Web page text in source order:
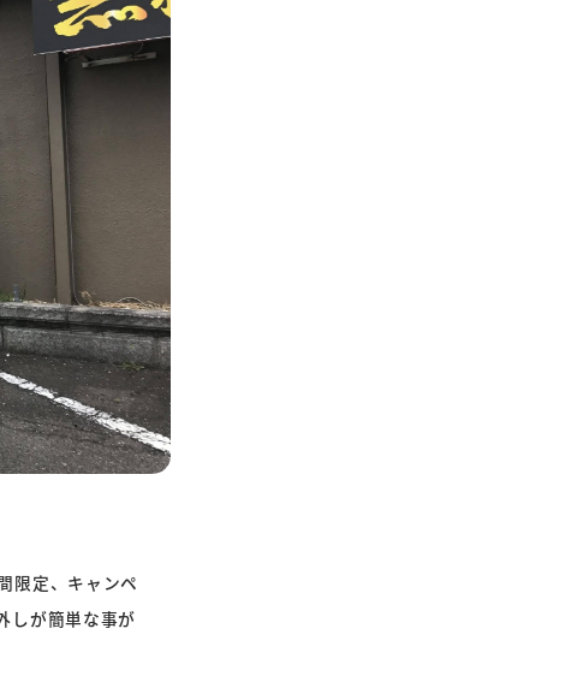
限定、キャンペ
しが簡単な事が